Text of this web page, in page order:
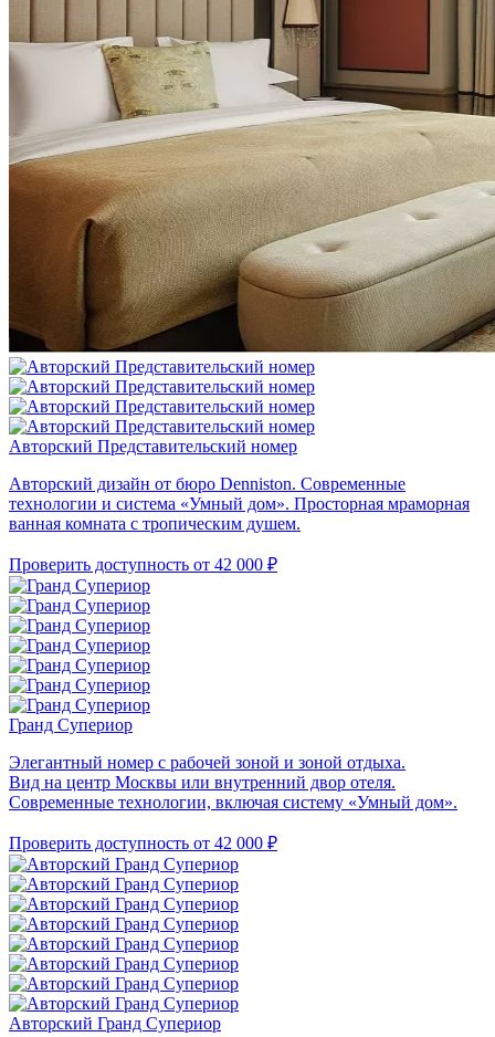
Авторский Представитель­ский номер
Авторский дизайн от бюро Denniston. Современные
технологии и система «Умный дом». Просторная мраморная
ванная комната с тропическим душем.
Проверить доступность от 42 000 ₽
Гранд Супериор
Элегантный номер с рабочей зоной и зоной отдыха.
Вид на центр Москвы или внутренний двор отеля.
Современные технологии, включая систему «Умный дом».
Проверить доступность от 42 000 ₽
Авторский Гранд Супериор